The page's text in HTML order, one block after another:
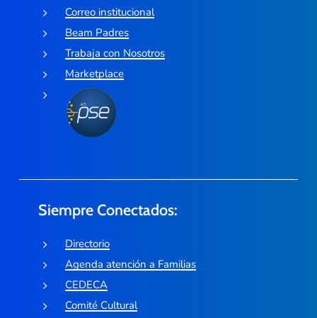
Correo institucional
Beam Padres
Trabaja con Nosotros
Marketplace
Siempre Conectados:
Directorio
Agenda atención a Familias
CEDECA
Comité Cultural